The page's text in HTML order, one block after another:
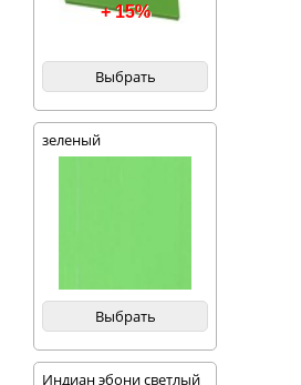
+ 15%
Выбрать
зеленый
Выбрать
Индиан эбони светлый